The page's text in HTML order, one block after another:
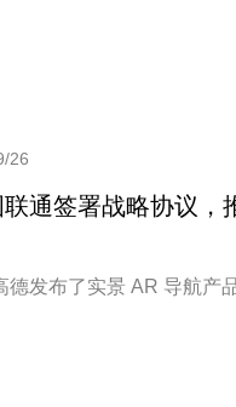
26
通签署战略协议，
德发布了实景 AR 导航产